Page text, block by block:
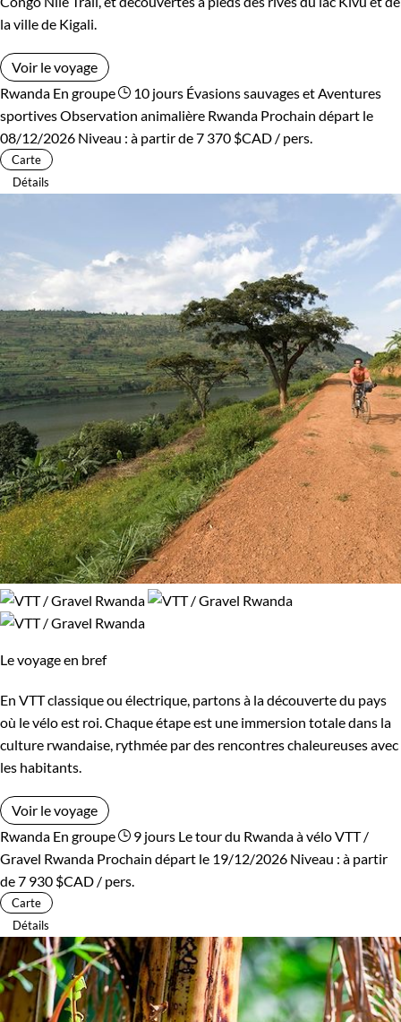
la ville de Kigali.
Voir le voyage
Rwanda En groupe 10 jours Évasions sauvages et Aventures
sportivesObservation animalière Rwanda Prochain départ le
08/12/2026 Niveau : à partir de7 370 $CAD / pers.
Carte
Détails
Le voyage en bref
En VTT classique ou électrique, partons à la découverte du pays
où le vélo est roi. Chaque étape est une immersion totale dans la
culture rwandaise, rythmée par des rencontres chaleureuses avec
les habitants.
Voir le voyage
Rwanda En groupe 9 jours Le tour du Rwanda à véloVTT /
Gravel Rwanda Prochain départ le 19/12/2026 Niveau : à partir
de7 930 $CAD / pers.
Carte
Détails